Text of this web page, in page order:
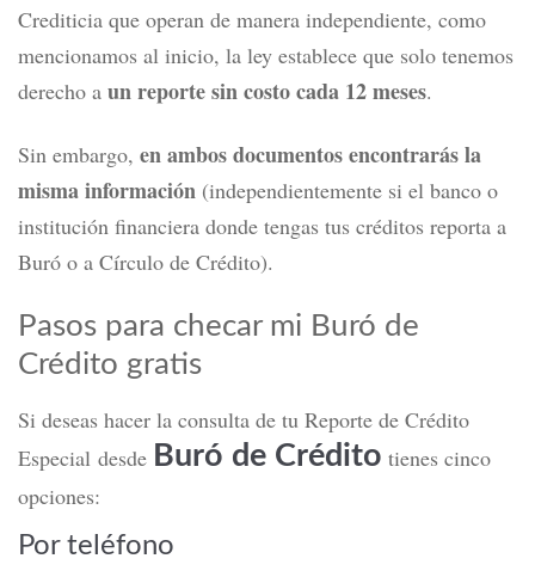
Crediticia que operan de manera independiente, como
mencionamos al inicio, la ley establece que solo tenemos
derecho a un reporte sin costo cada 12 meses.
Sin embargo, en ambos documentos encontrarás la
misma información (independientemente si el banco o
institución financiera donde tengas tus créditos reporta a
Buró o a Círculo de Crédito).
Pasos para checar mi Buró de
Crédito gratis
Si deseas hacer la consulta de tu Reporte de Crédito
Especial desde Buró de Crédito tienes cinco
opciones:
Por teléfono